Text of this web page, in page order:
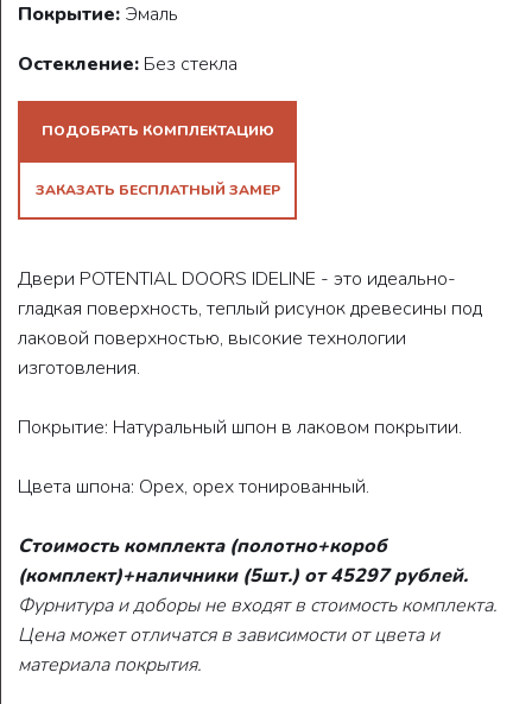
Покрытие: Эмаль
Остекление: Без стекла
ПОДОБРАТЬ КОМПЛЕКТАЦИЮ
ЗАКАЗАТЬ БЕСПЛАТНЫЙ ЗАМЕР
Двери POTENTIAL DOORS IDELINE - это идеально-
гладкая поверхность, теплый рисунок древесины под
лаковой поверхностью, высокие технологии
изготовления.
Покрытие: Натуральный шпон в лаковом покрытии.
Цвета шпона: Орех, орех тонированный.
Стоимость комплекта (полотно+короб
(комплект)+наличники (5шт.) от 45297 рублей.
Фурнитура и доборы не входят в стоимость комплекта.
Цена может отличатся в зависимости от цвета и
материала покрытия.